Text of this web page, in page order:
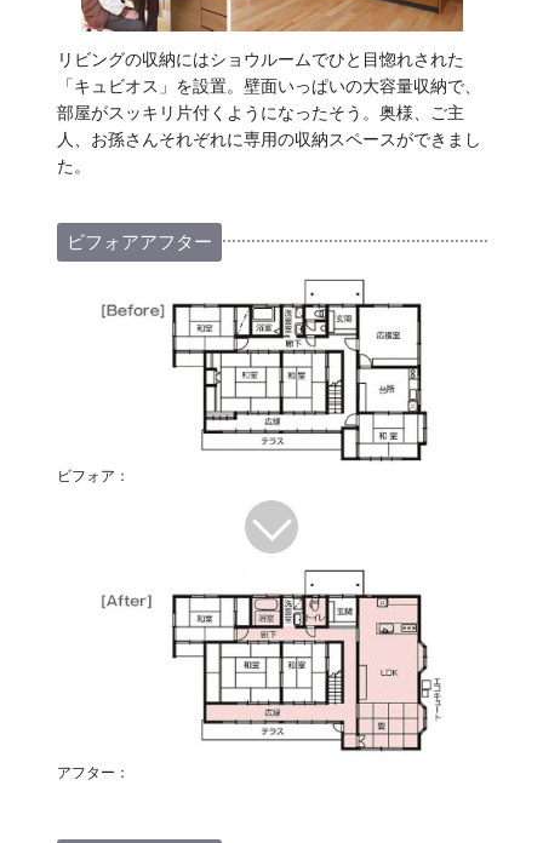
リビングの収納にはショウルームでひと目惚れされた
「キュビオス」を設置。壁面いっぱいの大容量収納で、
部屋がスッキリ片付くようになったそう。奥様、ご主
人、お孫さんそれぞれに専用の収納スペースができまし
た。
ビフォアアフター
ビフォア：
アフター：